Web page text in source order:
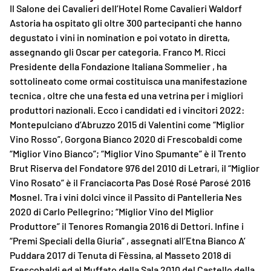
Il Salone dei Cavalieri dell’Hotel Rome Cavalieri Waldorf
Astoria ha ospitato gli oltre 300 partecipanti che hanno
degustato i vini in nomination e poi votato in diretta,
assegnando gli Oscar per categoria. Franco M. Ricci
Presidente della Fondazione Italiana Sommelier , ha
sottolineato come ormai costituisca una manifestazione
tecnica , oltre che una festa ed una vetrina per i migliori
produttori nazionali. Ecco i candidati ed i vincitori 2022:
Montepulciano d’Abruzzo 2015 di Valentini come “Miglior
Vino Rosso”, Gorgona Bianco 2020 di Frescobaldi come
“Miglior Vino Bianco”; “Miglior Vino Spumante” è il Trento
Brut Riserva del Fondatore 976 del 2010 di Letrari, il “Miglior
Vino Rosato” è il Franciacorta Pas Dosé Rosé Parosé 2016
Mosnel. Tra i vini dolci vince il Passito di Pantelleria Nes
2020 di Carlo Pellegrino; “Miglior Vino del Miglior
Produttore” il Tenores Romangia 2016 di Dettori. Infine i
“Premi Speciali della Giuria” , assegnati all’Etna Bianco A’
Puddara 2017 di Tenuta di Fèssina, al Masseto 2018 di